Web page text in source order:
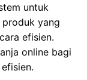
untuk
yang
efisien.
online bagi